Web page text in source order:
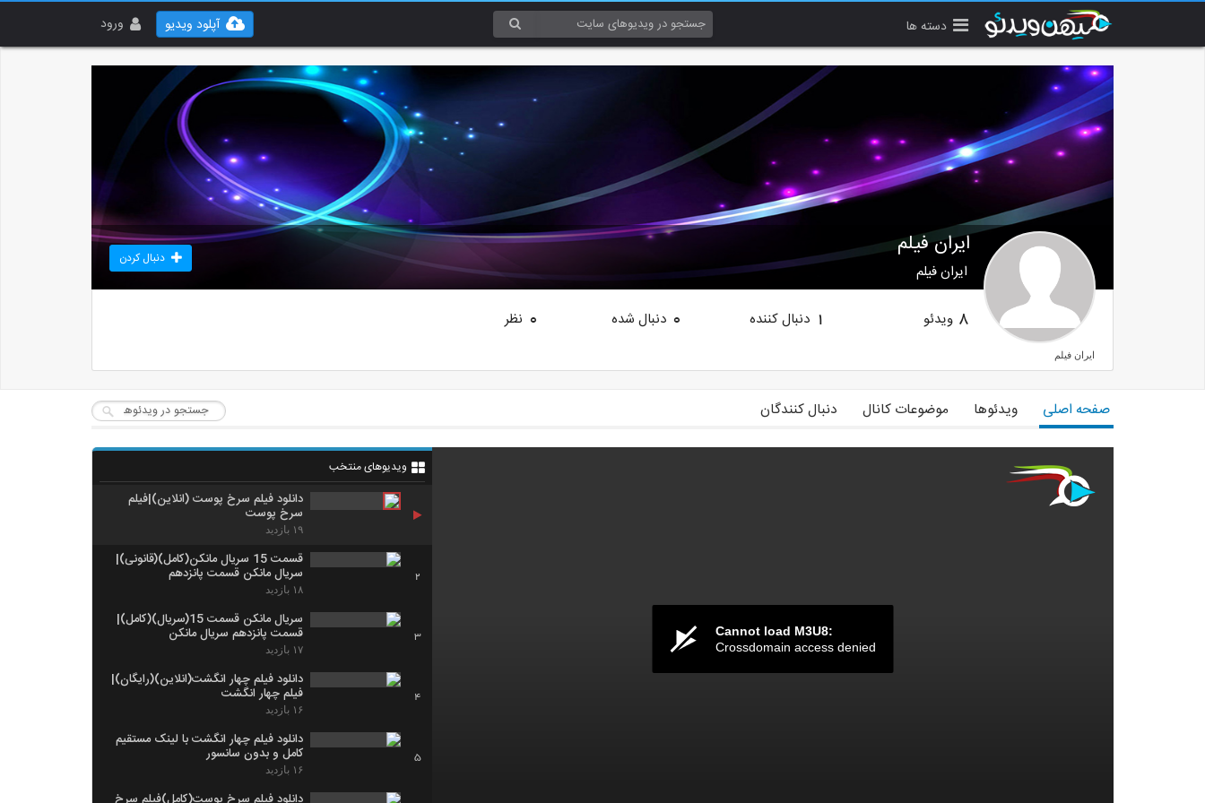
دسته ها ورود آپلود ویدیو
ایران فیلم
ایران فیلم
دنبال کردن
8 ویدئو 1 دنبال کننده 0 دنبال شده 0 نظر
ایران فیلم
صفحه اصلی ویدئوها موضوعات کانال دنبال کنندگان
Cannot load M3U8:
Crossdomain access denied
ویدیوهای منتخب
دانلود فیلم سرخ پوست (انلاین)|فیلم
سرخ پوست
۱۹ بازدید
2
قسمت 15 سریال مانکن(کامل)(قانونی)|
سریال مانکن قسمت پانزدهم
۱۸ بازدید
3
سریال مانکن قسمت 15(سریال)(کامل)|
قسمت پانزدهم سریال مانکن
۱۷ بازدید
4
دانلود فیلم چهار انگشت(انلاین)(رایگان)|
فیلم چهار انگشت
۱۶ بازدید
5
دانلود فیلم چهار انگشت با لینک مستقیم
کامل و بدون سانسور
۱۶ بازدید